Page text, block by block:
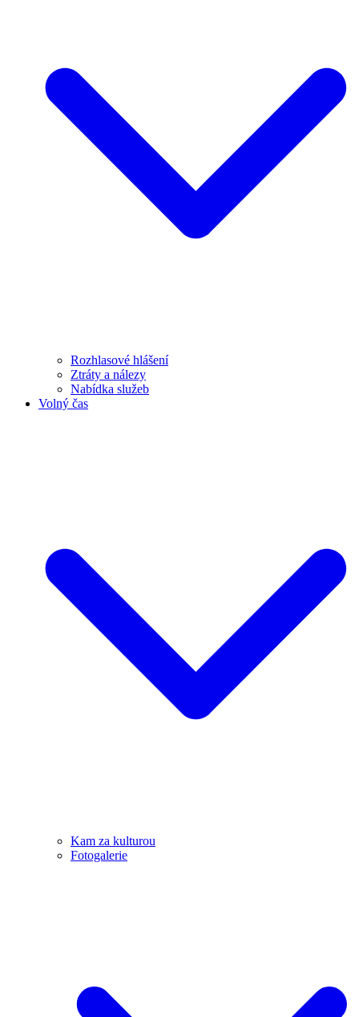
Rozhlasové hlášení
Ztráty a nálezy
Nabídka služeb
Volný čas
Kam za kulturou
Fotogalerie